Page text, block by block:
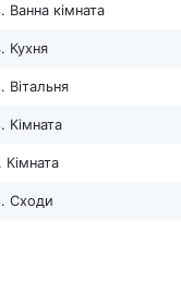
Ванна кімната
Кухня
Вітальня
Кімната
Кімната
Сходи